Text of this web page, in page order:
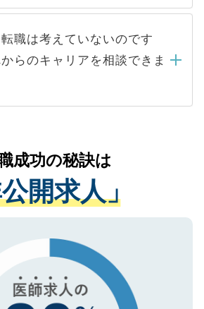
しまうと、応募が殺到する場
関が求める条件に合った人材の
介会社に依頼するケースが増え
必要はありません。内定先へ
絡はキャリアパートナーが行い
ご安心ください。
えいすることはありませんの
ください。当サイトからの登録
したご登録者様の個人情報は、
ャリアアップおよび転職活動の
に使用いたします。お預かりし
の個人データはご本人の許可
報の取り扱いについての厳密な
満たした事業者のみに付与され
バシーマークを取得済みです。
だいた個人情報は、SSL（デー
持に関してもご安心ください。
職は考えていないのです
らのキャリアを相談できま
、現在の医療機関の状況や紹介
えながら、適切なアドバイスを
だきます。すぐにご転職をされ
、長期的なサポートが可能です
ご登録ください。
成功の秘訣は
公開求人」